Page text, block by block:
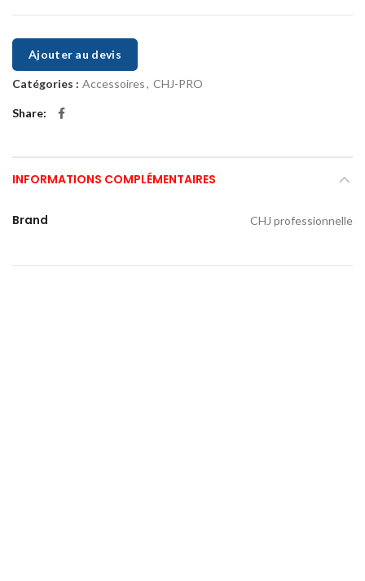
Ajouter au devis
Catégories : Accessoires, CHJ-PRO
Share
INFORMATIONS COMPLÉMENTAIRES
Brand CHJ professionnelle